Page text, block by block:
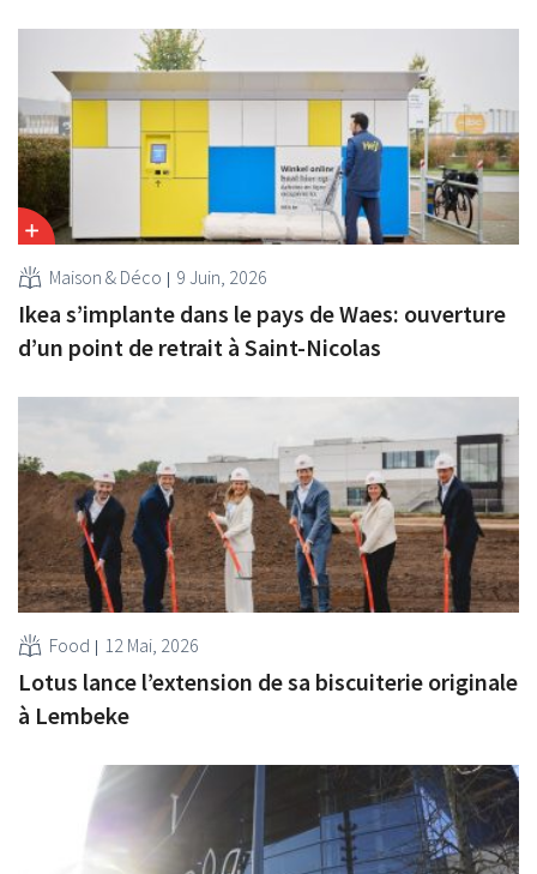
Maison & Déco 9 Juin, 2026
Ikea s’implante dans le pays de Waes: ouverture
d’un point de retrait à Saint-Nicolas
Food 12 Mai, 2026
Lotus lance l’extension de sa biscuiterie originale
à Lembeke